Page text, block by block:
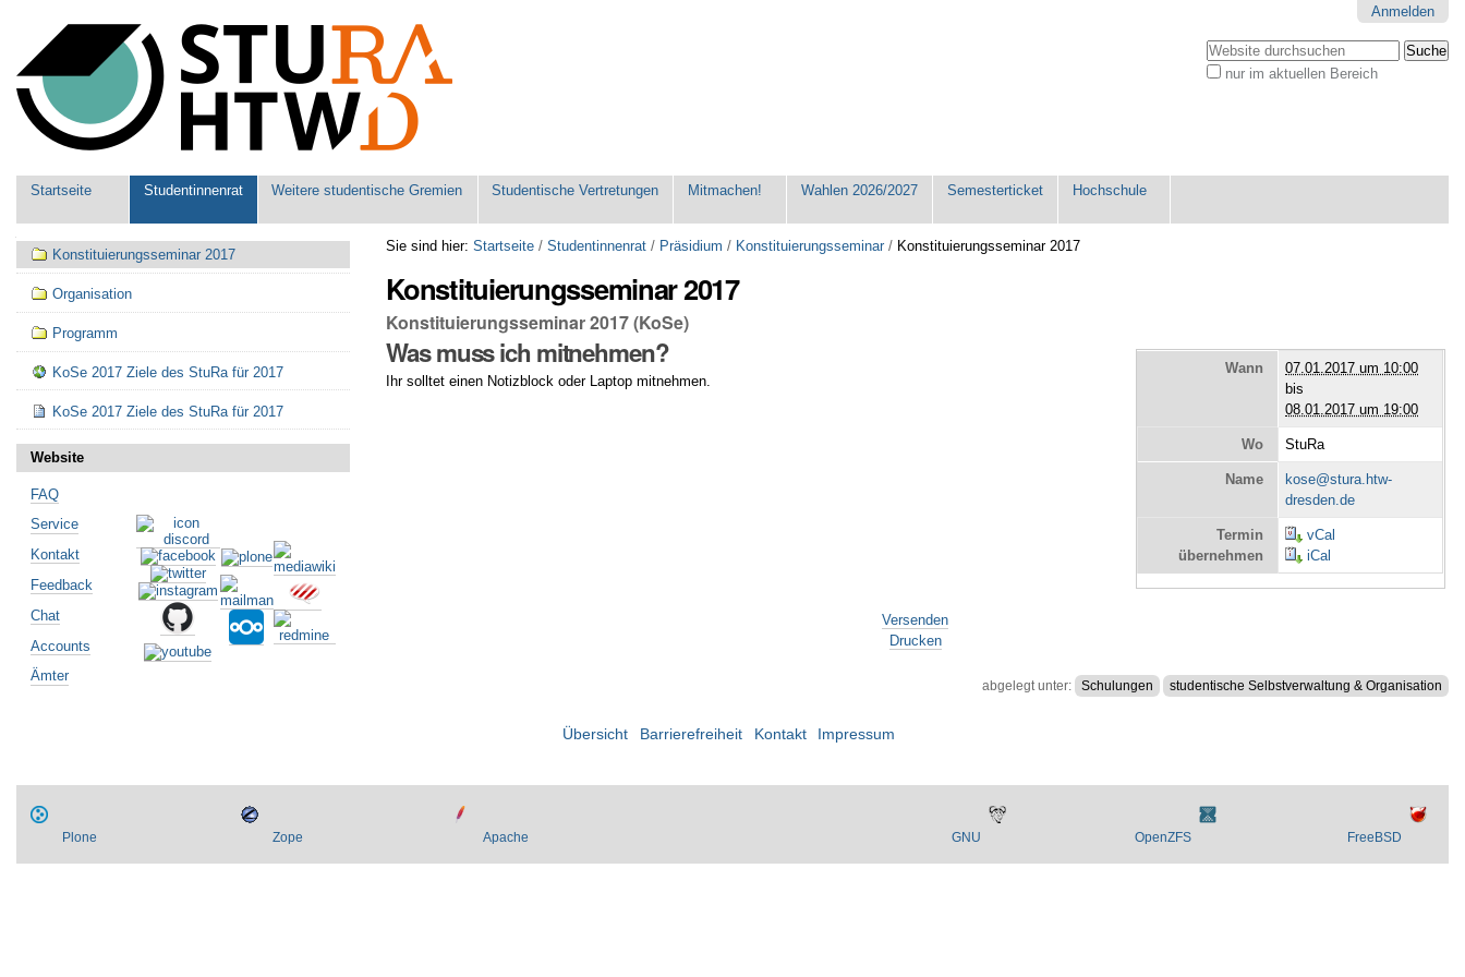
Werkzeuge
Anmelden
Website durchsuchen
nur im aktuellen Bereich
Sektionen
Startseite Studentinnenrat Weitere studentische Gremien Studentische Vertretungen Mitmachen! Wahlen 2026/2027 Semesterticket Hochschule
Sie sind hier: Startseite /Studentinnenrat / Präsidium / Konstituierungsseminar / Konstituierungsseminar 2017
Konstituierungsseminar 2017
Konstituierungsseminar 2017 (KoSe)
Wann
07.01.2017 um 10:00
bis
08.01.2017 um 19:00
Wo StuRa
Name
kose@stura.htw-
dresden.de
Termin
übernehmen
vCal
iCal
Was muss ich mitnehmen?
Ihr solltet einen Notizblock oder Laptop mitnehmen.
Versenden
Drucken
abgelegt unter: Schulungen studentische Selbstverwaltung & Organisation
Navigation
Konstituierungsseminar 2017
Organisation
Programm
KoSe 2017 Ziele des StuRa für 2017
KoSe 2017 Ziele des StuRa für 2017
Website
FAQ
Service
Kontakt
Feedback
Chat
Accounts
Ämter
Übersicht Barrierefreiheit Kontakt Impressum
Plone Zope Apache GNU OpenZFS FreeBSD